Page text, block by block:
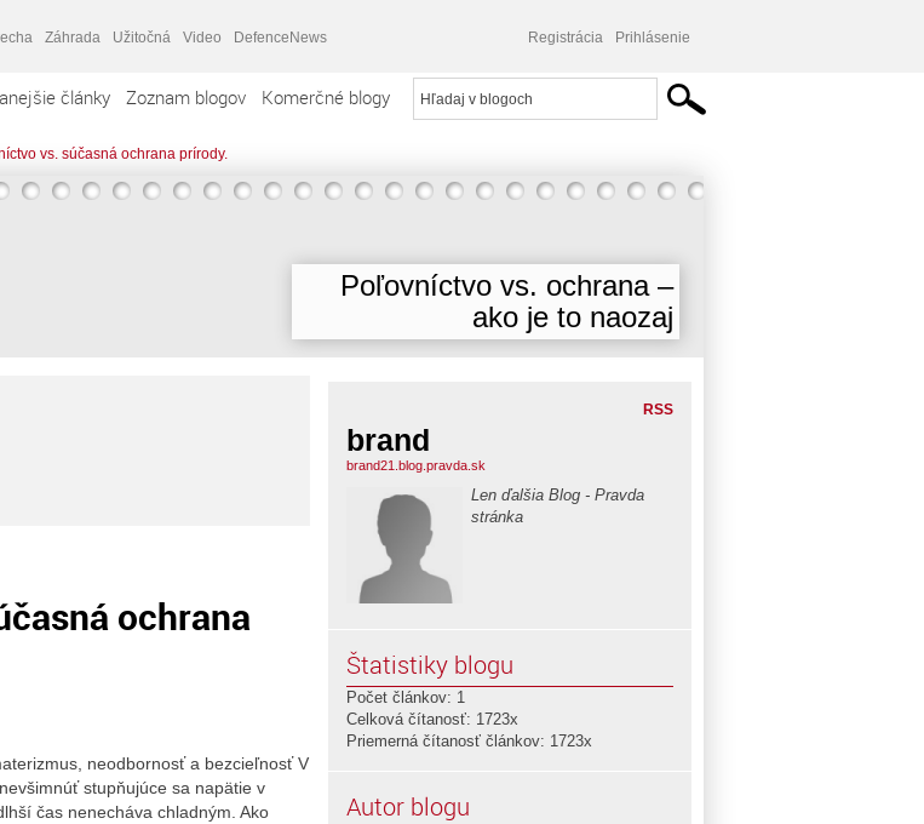
Záhrada Užitočná Video DefenceNews Registrácia Prihlásenie
články Zoznam blogov Komerčné blogy
vs. súčasná ochrana prírody.
Poľovníctvo vs. ochrana –
ako je to naozaj
ochrana
neodbornosť a bezcieľnosť V
stupňujúce sa napätie v
čas nenecháva chladným. Ako
RSS
brand
brand21.blog.pravda.sk
Len ďalšia Blog - Pravda
stránka
Štatistiky blogu
Počet článkov: 1
Celková čítanosť: 1723x
Priemerná čítanosť článkov: 1723x
Autor blogu